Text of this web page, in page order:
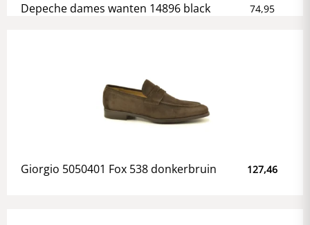
Depeche dames wanten 14896 black 74,95
Giorgio 5050401 Fox 538 donkerbruin 127,46